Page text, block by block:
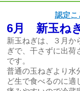
認定
6月 新玉ね
新玉ねぎは、３月か
ぎで、干さずに出荷
です。
普通の玉ねぎより水
ど生で食べるのに適